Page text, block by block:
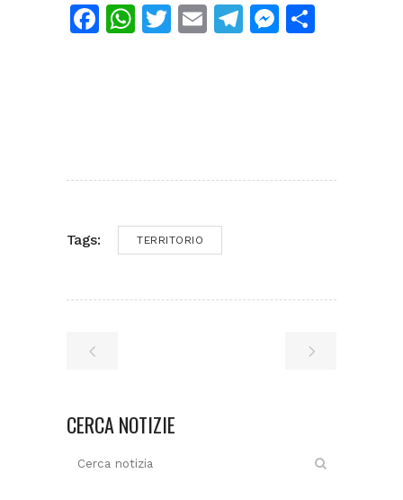
Facebook
WhatsApp
Twitter
EmailTelegram
Tags: TERRITORIO
CERCA NOTIZIE